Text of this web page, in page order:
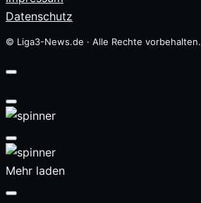
Datenschutz
© Liga3-News.de · Alle Rechte vorbehalten.
Mehr laden